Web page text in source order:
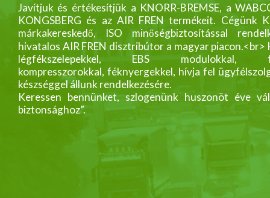
Javítjuk és értékesítjük a KNORR-BREMSE, a
KONGSBERG és az AIR FREN termékeit. Cégünk
márkakereskedő, ISO minőségbiztosítással
hivatalos AIR FREN disztribútor a magyar piacon.<br>
légfékszelepekkel, EBS modulokkal,
kompresszorokkal, féknyergekkel, hívja fel
készséggel állunk rendelkezésére.
Keressen bennünket, szlogenünk huszonöt éve
biztonsághoz”.